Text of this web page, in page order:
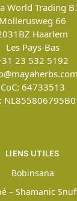
World Trading
Mollerusweg 66
Haarlem
Les Pays-Bas
23 532 5192
CoC: 64733513
LIENS UTILES
Bobinsana
– Shamanic